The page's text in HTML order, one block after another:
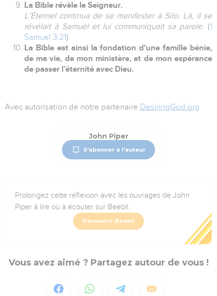
La Bible révèle le Seigneur.
L’Éternel continua de se manifester à Silo. Là, il se
révélait à Samuel et lui communiquait sa parole. (1
Samuel 3:21)
La Bible est ainsi la fondation d'une famille bénie,
de ma vie, de mon ministère, et de mon espérance
de passer l’éternité avec Dieu.
Avec autorisation de notre partenaire DesiringGod.org
John Piper
S'abonner à l'auteur
Prolongez cette réflexion avec les ouvrages de John
Piper à lire où à écouter sur Beebli.
Découvrir Beebli
Vous avez aimé ? Partagez autour de vous !